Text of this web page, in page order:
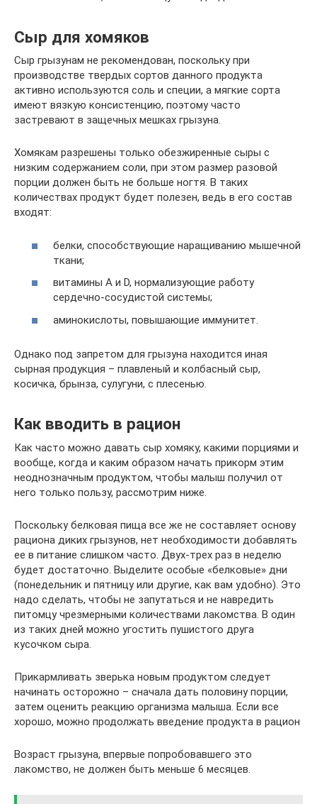
Сыр для хомяков
Сыр грызунам не рекомендован, поскольку при
производстве твердых сортов данного продукта
активно используются соль и специи, а мягкие сорта
имеют вязкую консистенцию, поэтому часто
застревают в защечных мешках грызуна.
Хомякам разрешены только обезжиренные сыры с
низким содержанием соли, при этом размер разовой
порции должен быть не больше ногтя. В таких
количествах продукт будет полезен, ведь в его состав
входят:
белки, способствующие наращиванию мышечной
ткани;
витамины А и D, нормализующие работу
сердечно-сосудистой системы;
аминокислоты, повышающие иммунитет.
Однако под запретом для грызуна находится иная
сырная продукция – плавленый и колбасный сыр,
косичка, брынза, сулугуни, с плесенью.
Как вводить в рацион
Как часто можно давать сыр хомяку, какими порциями и
вообще, когда и каким образом начать прикорм этим
неоднозначным продуктом, чтобы малыш получил от
него только пользу, рассмотрим ниже.
Поскольку белковая пища все же не составляет основу
рациона диких грызунов, нет необходимости добавлять
ее в питание слишком часто. Двух-трех раз в неделю
будет достаточно. Выделите особые «белковые» дни
(понедельник и пятницу или другие, как вам удобно). Это
надо сделать, чтобы не запутаться и не навредить
питомцу чрезмерными количествами лакомства. В один
из таких дней можно угостить пушистого друга
кусочком сыра.
Прикармливать зверька новым продуктом следует
начинать осторожно – сначала дать половину порции,
затем оценить реакцию организма малыша. Если все
хорошо, можно продолжать введение продукта в рацион
Возраст грызуна, впервые попробовавшего это
лакомство, не должен быть меньше 6 месяцев.